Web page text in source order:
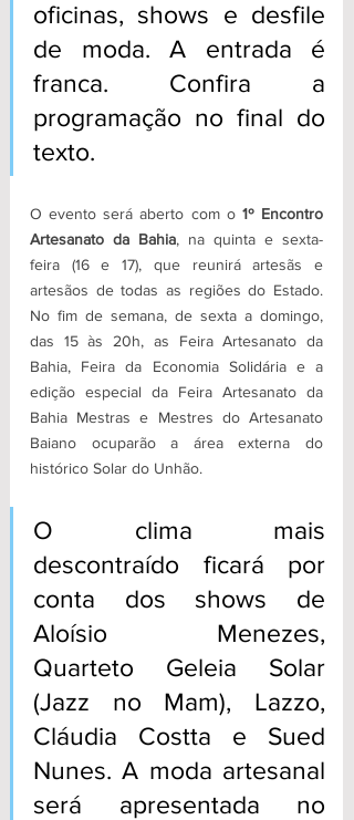
oficinas, shows e desfile
de moda. A entrada é
franca. Confira a
programação no final do
texto.
O evento será aberto com o 1º Encontro
Artesanato da Bahia, na quinta e sexta-
feira (16 e 17), que reunirá artesãs e
artesãos de todas as regiões do Estado.
No fim de semana, de sexta a domingo,
das 15 às 20h, as Feira Artesanato da
Bahia, Feira da Economia Solidária e a
edição especial da Feira Artesanato da
Bahia Mestras e Mestres do Artesanato
Baiano ocuparão a área externa do
histórico Solar do Unhão.
O clima mais
descontraído ficará por
conta dos shows de
Aloísio Menezes,
Quarteto Geleia Solar
(Jazz no Mam), Lazzo,
Cláudia Costta e Sued
Nunes. A moda artesanal
será apresentada no